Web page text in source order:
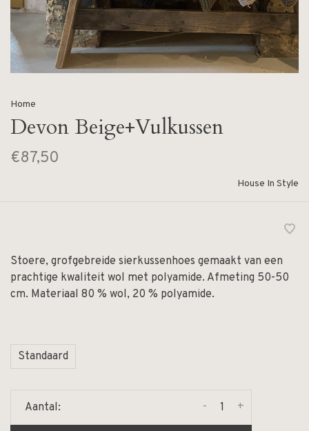
Home
Devon Beige+Vulkussen
€87,50
House In Style
Stoere, grofgebreide sierkussenhoes gemaakt van een
prachtige kwaliteit wol met polyamide. Afmeting 50-50
cm. Materiaal 80 % wol, 20 % polyamide.
Standaard
Aantal: +
-